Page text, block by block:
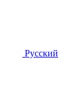
Русский